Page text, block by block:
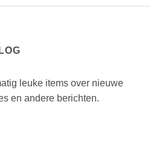
leuke items over nieuwe
en andere berichten.